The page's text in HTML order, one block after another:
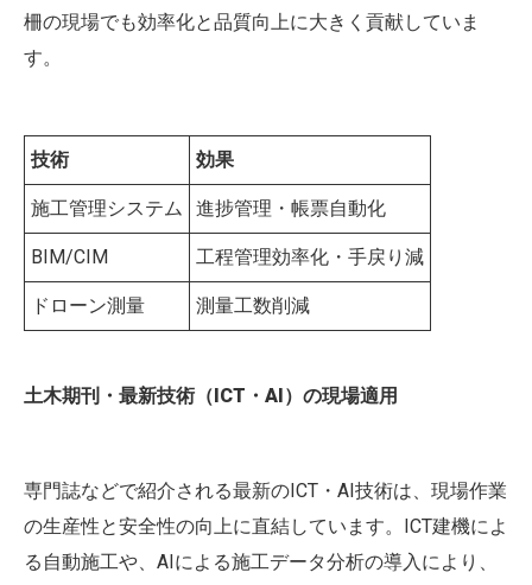
柵の現場でも効率化と品質向上に大きく貢献していま
す。
技術 効果
施工管理システム 進捗管理・帳票自動化
BIM/CIM 工程管理効率化・手戻り減
ドローン測量 測量工数削減
土木期刊・最新技術（ICT・AI）の現場適用
専門誌などで紹介される最新のICT・AI技術は、現場作業
の生産性と安全性の向上に直結しています。ICT建機によ
る自動施工や、AIによる施工データ分析の導入により、